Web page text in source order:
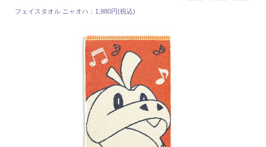
フェイスタオル ニャオハ：1,980円(税込)